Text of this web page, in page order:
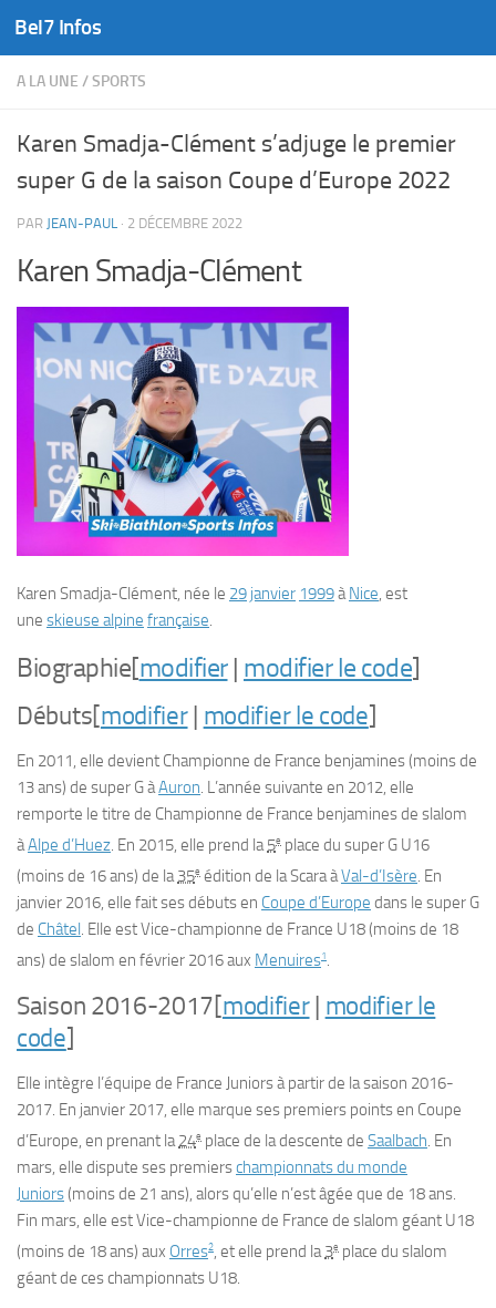
Skip to content
Bel7 Infos
A LA UNE /SPORTS
Karen Smadja-Clément s’adjuge le premier
super G de la saison Coupe d’Europe 2022
PAR JEAN-PAUL · 2 DÉCEMBRE 2022
Karen Smadja-Clément
Karen Smadja-Clément, née le 29 janvier 1999àNice, est
une skieuse alpine française.
Biographie[modifier| modifier le code]
Débuts[modifier| modifier le code]
En 2011, elle devient Championne de France benjamines (moins de
13 ans) de super G àAuron. L’année suivante en 2012, elle
remporte le titre de Championne de France benjamines de slalom
àAlpe d’Huez. En 2015, elle prend la5e place du super G U16
(moins de 16 ans) de la35e édition de la Scara àVal-d’Isère. En
janvier 2016, elle fait ses débuts en Coupe d’Europe dans le super G
de Châtel. Elle est Vice-championne de France U18 (moins de 18
ans) de slalom en février 2016 aux Menuires1.
Saison 2016-2017[modifier| modifier le
code]
Elle intègre l’équipe de France Juniors à partir de la saison 2016-
2017. En janvier 2017, elle marque ses premiers points en Coupe
d’Europe, en prenant la24e place de la descente de Saalbach. En
mars, elle dispute ses premierschampionnats du monde
Juniors(moins de 21 ans), alors qu’elle n’est âgée que de 18 ans.
Fin mars, elle est Vice-championne de France de slalom géant U18
(moins de 18 ans) aux Orres2, et elle prend la3e place du slalom
géant de ces championnats U18.